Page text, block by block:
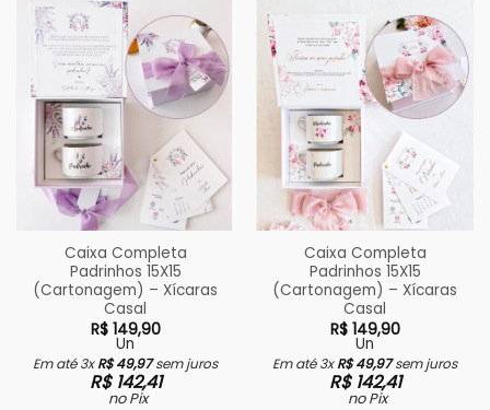
Caixa Completa
Padrinhos 15X15
(Cartonagem) – Xícaras
Casal
R$149,90
Un
Em até 3xR$49,97sem juros
R$142,41
no Pix
Caixa Completa
Padrinhos 15X15
(Cartonagem) – Xícaras
Casal
R$149,90
Un
Em até 3xR$49,97sem juros
R$142,41
no Pix